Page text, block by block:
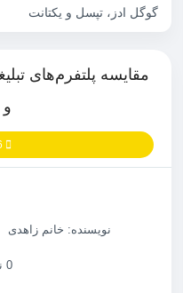
گوگل ادز، تپسل و یکتانت
مقایسه پلتفرم‌های
و
نویسنده: خانم زاهدی
0 نظر